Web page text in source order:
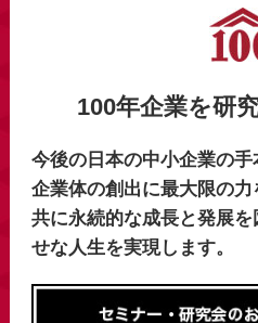
100年企業を研
今後の日本の中小企業の
企業体の創出に最大限の
共に永続的な成長と発展
せな人生を実現します。